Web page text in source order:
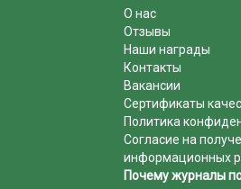
О нас
Отзывы
Наши награды
Контакты
Вакансии
Сертификаты
Политика
Согласие на
информационных
Почему журналы